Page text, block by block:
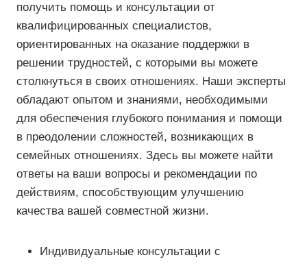
получить помощь и консультации от
квалифицированных специалистов,
ориентированных на оказание поддержки в
решении трудностей, с которыми вы можете
столкнуться в своих отношениях. Наши эксперты
обладают опытом и знаниями, необходимыми
для обеспечения глубокого понимания и помощи
в преодолении сложностей, возникающих в
семейных отношениях. Здесь вы можете найти
ответы на ваши вопросы и рекомендации по
действиям, способствующим улучшению
качества вашей совместной жизни.
Индивидуальные консультации с